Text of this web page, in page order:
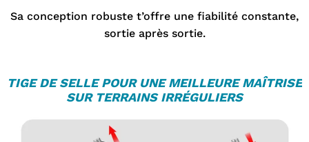
Sa conception robuste t’offre une fiabilité constante,
sortie après sortie.
TIGE DE SELLEPOUR UNE MEILLEURE MAÎTRISE
SUR TERRAINS IRRÉGULIERS